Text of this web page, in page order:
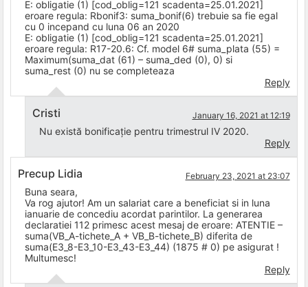
E: obligatie (1) [cod_oblig=121 scadenta=25.01.2021]
eroare regula: Rbonif3: suma_bonif(6) trebuie sa fie egal
cu 0 incepand cu luna 06 an 2020
E: obligatie (1) [cod_oblig=121 scadenta=25.01.2021]
eroare regula: R17-20.6: Cf. model 6# suma_plata (55) =
Maximum(suma_dat (61) – suma_ded (0), 0) si
suma_rest (0) nu se completeaza
Reply
Cristi January 16, 2021 at 12:19
Nu există bonificație pentru trimestrul IV 2020.
Reply
Precup Lidia February 23, 2021 at 23:07
Buna seara,
Va rog ajutor! Am un salariat care a beneficiat si in luna
ianuarie de concediu acordat parintilor. La generarea
declaratiei 112 primesc acest mesaj de eroare: ATENTIE –
suma(VB_A-tichete_A + VB_B-tichete_B) diferita de
suma(E3_8-E3_10-E3_43-E3_44) (1875 # 0) pe asigurat !
Multumesc!
Reply